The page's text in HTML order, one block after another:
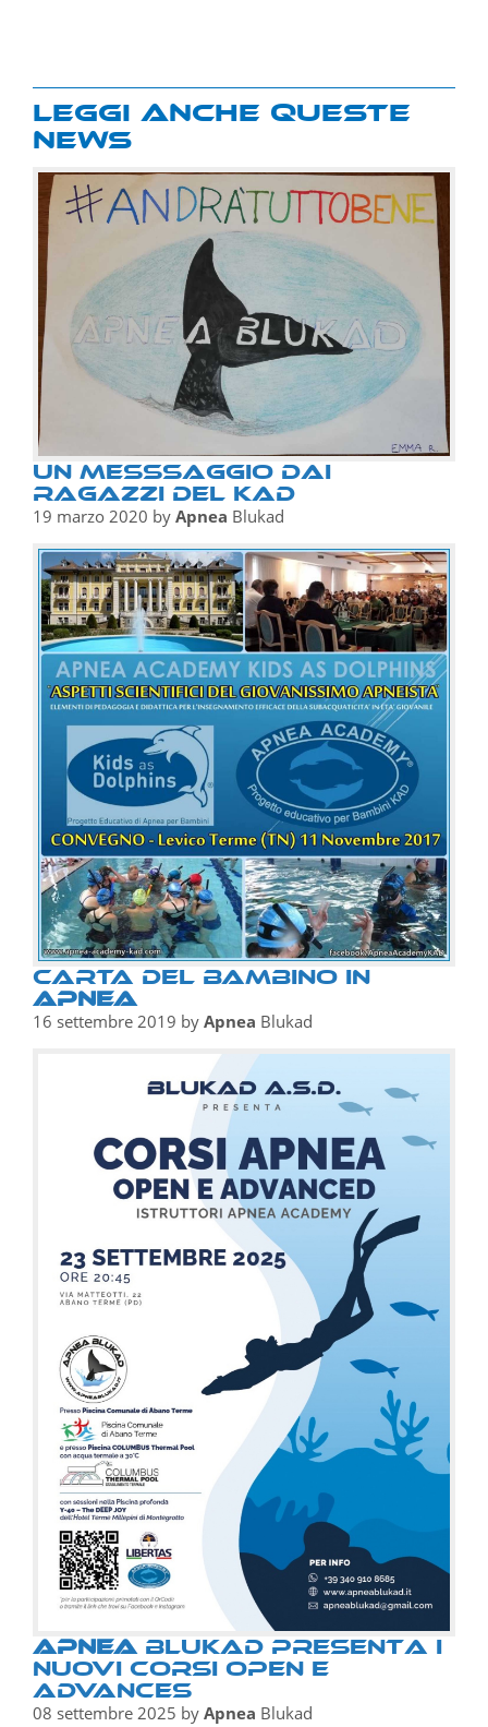
Leggi anche queste
news
Un messsaggio dai
ragazzi del KAD
19 marzo 2020 by Apnea Blukad
CARTA DEL BAMBINO IN
APNEA
16 settembre 2019 by Apnea Blukad
ApneaBluKAD presenta i
nuovi Corsi OPEN e
ADVANCES
08 settembre 2025 by Apnea Blukad